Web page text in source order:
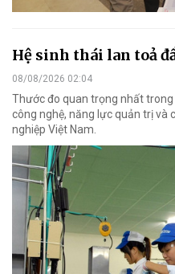
Hệ sinh thái lan toả
08/08/2026 02:04
Thước đo quan trọng nhất
công nghệ, năng lực quản trị và
nghiệp Việt Nam.